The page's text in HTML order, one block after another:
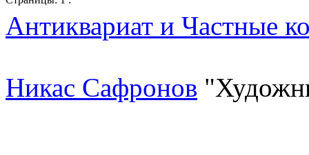
Антиквариат и Частные
Никас Сафронов